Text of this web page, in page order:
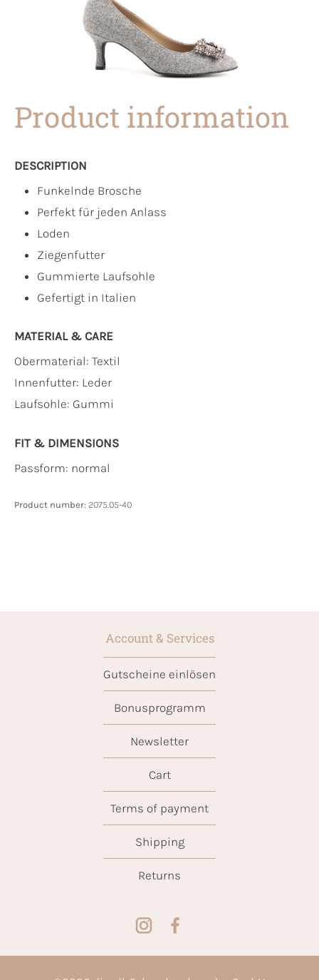
Product information
DESCRIPTION
Funkelnde Brosche
Perfekt für jeden Anlass
Loden
Ziegenfutter
Gummierte Laufsohle
Gefertigt in Italien
MATERIAL & CARE
Obermaterial: Textil
Innenfutter: Leder
Laufsohle: Gummi
FIT & DIMENSIONS
Passform: normal
Product number: 2075.05-40
Account & Services
Gutscheine einlösen
Bonusprogramm
Newsletter
Cart
Terms of payment
Shipping
Returns